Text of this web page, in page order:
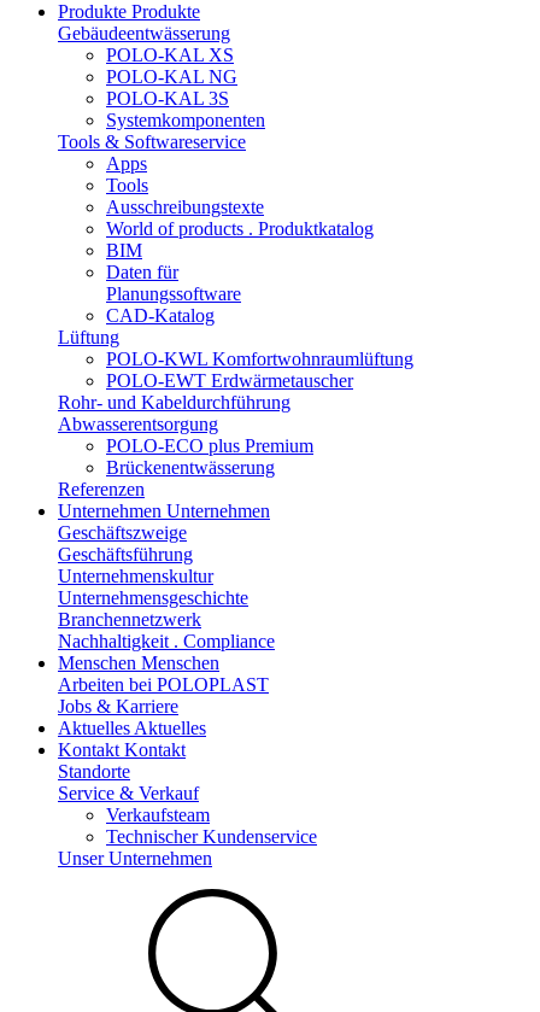
Produkte Produkte
Gebäudeentwässerung
POLO-KAL XS
POLO-KAL NG
POLO-KAL 3S
Systemkomponenten
Tools & Softwareservice
Apps
Tools
Ausschreibungstexte
World of products . Produktkatalog
BIM
Daten für
Planungssoftware
CAD-Katalog
Lüftung
POLO-KWL Komfortwohnraumlüftung
POLO-EWT Erdwärmetauscher
Rohr- und Kabeldurchführung
Abwasserentsorgung
POLO-ECO plus Premium
Brückenentwässerung
Referenzen
Unternehmen Unternehmen
Geschäftszweige
Geschäftsführung
Unternehmenskultur
Unternehmensgeschichte
Branchennetzwerk
Nachhaltigkeit . Compliance
Menschen Menschen
Arbeiten bei POLOPLAST
Jobs & Karriere
Aktuelles Aktuelles
Kontakt Kontakt
Standorte
Service & Verkauf
Verkaufsteam
Technischer Kundenservice
Unser Unternehmen